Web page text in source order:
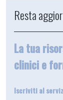
Resta
La tua
clinici e
Iscriviti al